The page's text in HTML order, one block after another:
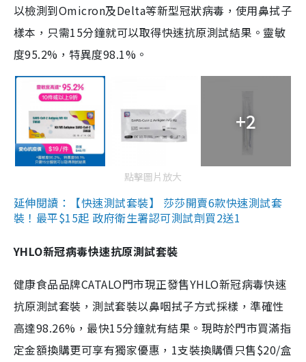
以檢測到Omicron及Delta等新型冠狀病毒，使用鼻拭子
樣本，只需15分鐘就可以取得快速抗原測試結果。靈敏
度95.2%，特異度98.1%。
+2
點擊圖片放大
延伸閱讀：【快速測試套裝】 莎莎開賣6款快速測試套
裝！最平$15起 政府衛生署認可測試劑買2送1
YHLO新冠病毒快速抗原測試套裝
健康食品品牌CATALO門市現正發售YHLO新冠病毒快速
抗原測試套裝，測試套裝以鼻咽拭子方式採樣，準確性
高達98.26%，最快15分鐘就有結果。現時於門市買滿指
定金額換購更可享有獨家優惠，1支裝換購價只售$20/盒